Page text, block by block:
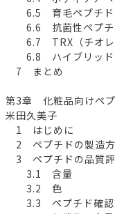
6.5 育毛ペプチド
6.6 抗菌性ペプチ
6.7 TRX（チオレ
6.8 ハイブリッド
7 まとめ
第3章 化粧品向けペプ
米田久美子
1 はじめに
2 ペプチドの製造
3 ペプチドの品質
3.1 含量
3.2 色
3.3 ペプチド確認